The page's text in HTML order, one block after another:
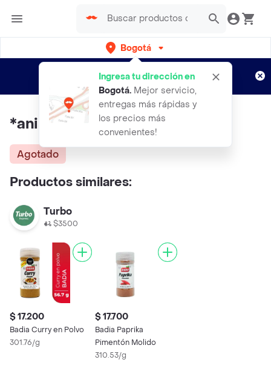
Bogotá
Ingresa tu dirección en
Bogotá. Mejor servicio,
entregas más rápidas y
los precios más
convenientes!
envíos gratis por semanas
Aplican TyC
*anis Estrellado * 50 Gr
Agotado
Productos similares:
Turbo
$3500
$ 17.200
Badia Curry en Polvo
301.76/g
$ 17.700
Badia Paprika
Pimentón Molido
310.53/g